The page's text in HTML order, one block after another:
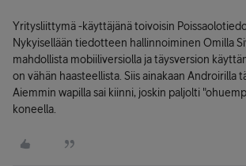
Yritysliittymä -käyttäjänä toivoisin
Nykyisellään tiedotteen hallinnoiminen Omilla
mahdollista mobiiliversiolla ja täysversion
on vähän haasteellista. Siis ainakaan Androirilla
Aiemmin wapilla sai kiinni, joskin paljolti
koneella.